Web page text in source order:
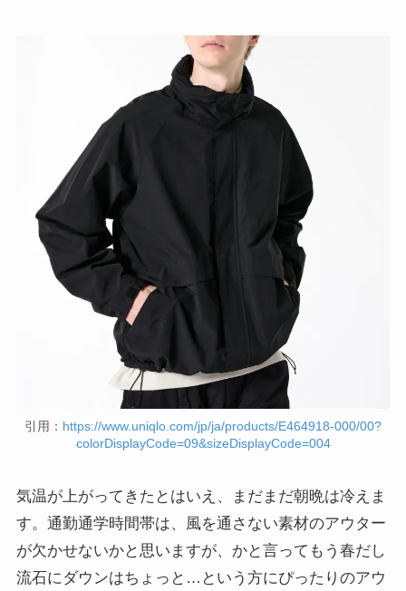
引用： https://www.uniqlo.com/jp/ja/products/E464918-000/00?
colorDisplayCode=09&sizeDisplayCode=004
気温が上がってきたとはいえ、まだまだ朝晩は冷えま
す。通勤通学時間帯は、風を通さない素材のアウター
が欠かせないかと思いますが、かと言ってもう春だし
流石にダウンはちょっと…という方にぴったりのアウ